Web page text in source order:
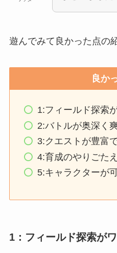
遊んでみて良かった点の
良か
1:フィールド探索
2:バトルが奥深く
3:クエストが豊富
4:育成のやりごた
5:キャラクターが
1：フィールド探索が